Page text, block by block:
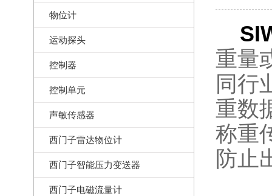
物位计
运动探头
控制器
控制单元
声敏传感器
西门子雷达物位计
西门子智能压力变送器
西门子电磁流量计
重量
同行
重数
称重
防止